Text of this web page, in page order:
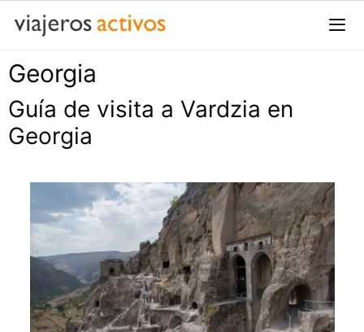
Saltar
contenido
Georgia
Guía de visita a Vardzia en
Georgia